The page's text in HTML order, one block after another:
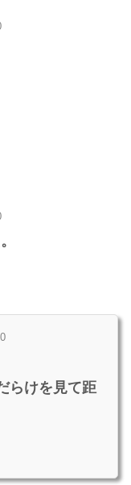
らけを見て距